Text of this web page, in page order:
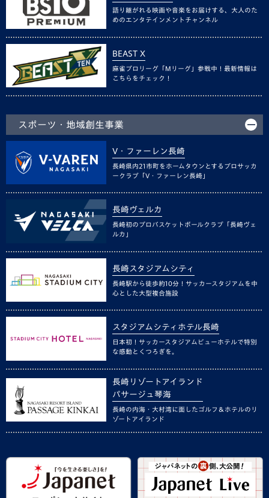
語り継がれる映画や音楽をお届けする、大人のた
めのエンタテインメントチャンネル
BEAST X
麻雀プロリーグ「Mリーグ」参戦中！最新情報は
こちらをチェック！
スポーツ・地域創生事業
V・ファーレン長崎
長崎県内21市町をホームタウンとするプロサッカ
ークラブ「V・ファーレン長崎」
長崎ヴェルカ
長崎初のプロバスケットボールクラブ「長崎ヴェ
ルカ」
長崎スタジアムシティ
長崎駅から徒歩約10分！サッカースタジアムを中
心とした大型複合施設
スタジアムシティホテル長崎
日本初！サッカースタジアムビューホテルで特別
な感動とくつろぎを。
長崎リゾートアイランド
パサージュ琴海
長崎の内海・大村湾に面したゴルフ＆ホテルのリ
ゾートアイランド